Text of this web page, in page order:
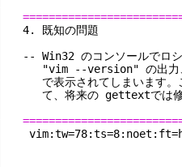
4. 既
-- Win32 のコンソールでロ
"vim --version" の出力、コ
で表示されてしまいます。
て、将来の gettextでは修